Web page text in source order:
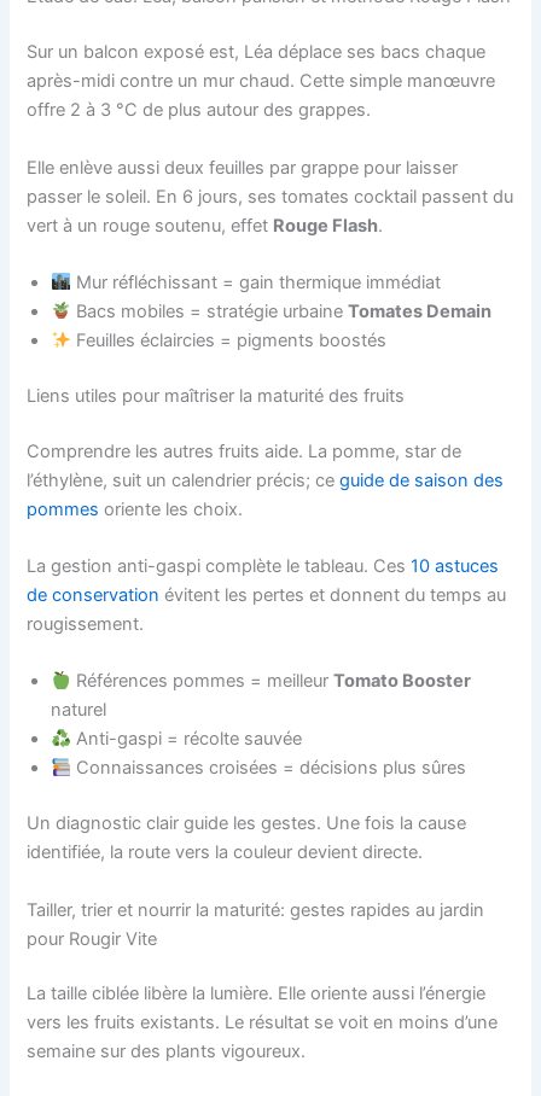
Sur un balcon exposé est, Léa déplace ses bacs chaque
après-midi contre un mur chaud. Cette simple manœuvre
offre 2 à 3 °C de plus autour des grappes.
Elle enlève aussi deux feuilles par grappe pour laisser
passer le soleil. En 6 jours, ses tomates cocktail passent du
vert à un rouge soutenu, effet Rouge Flash.
Mur réfléchissant = gain thermique immédiat
Bacs mobiles = stratégie urbaineTomates Demain
Feuilles éclaircies = pigments boostés
Liens utiles pour maîtriser la maturité des fruits
Comprendre les autres fruits aide. La pomme, star de
l’éthylène, suit un calendrier précis; ceguide de saison des
pommes oriente les choix.
La gestion anti-gaspi complète le tableau. Ces10 astuces
de conservation évitent les pertes et donnent du temps au
rougissement.
Références pommes = meilleurTomato Booster
naturel
Anti-gaspi = récolte sauvée
Connaissances croisées = décisions plus sûres
Un diagnostic clair guide les gestes. Une fois la cause
identifiée, la route vers la couleur devient directe.
Tailler, trier et nourrir la maturité: gestes rapides au jardin
pour Rougir Vite
La taille ciblée libère la lumière. Elle oriente aussi l’énergie
vers les fruits existants. Le résultat se voit en moins d’une
semaine sur des plants vigoureux.